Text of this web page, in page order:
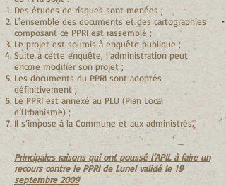
Des études de risques sont menées ;
L'ensemble des documents et des cartographies
composant ce PPRI est rassemblé ;
Le projet est soumis à enquête publique ;
Suite à cette enquête, l’administration peut
encore modifier son projet ;
Les documents du PPRI sont adoptés
définitivement ;
Le PPRI est annexé au PLU (Plan Local
d’Urbanisme) ;
Il s’impose à la Commune et aux administrés.
Principales raisons qui ont poussé l’APIL à faire un
recours contre le PPRI de Lunel validé le 19
septembre 2009